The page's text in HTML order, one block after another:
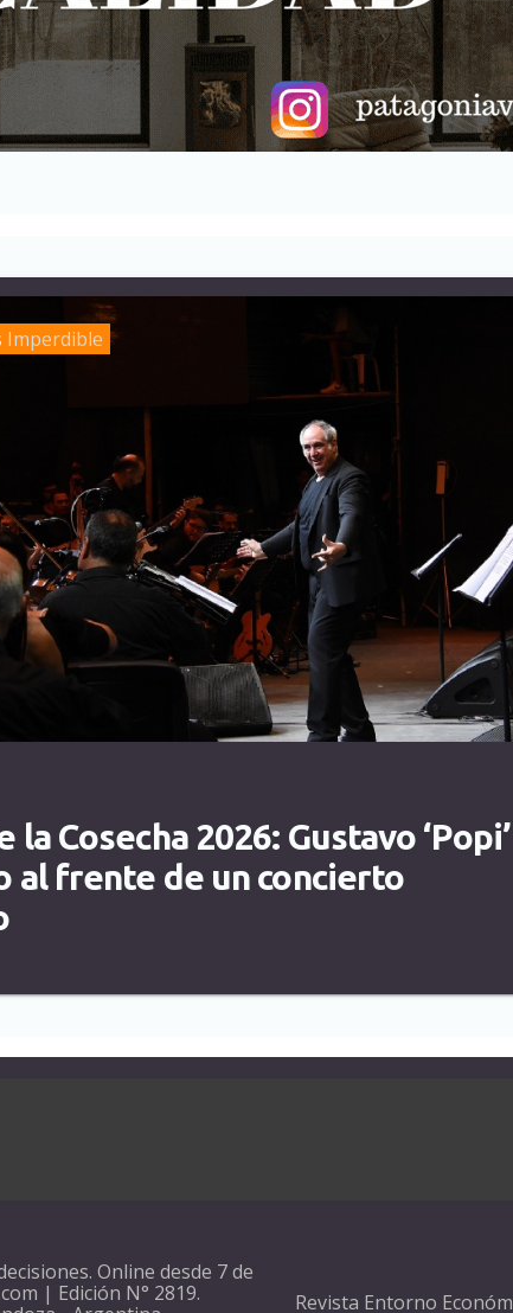
Imperdible
la Cosecha 2026: Gustavo ‘Popi’
al frente de un concierto
Online desde 7 de
| Edición N° 2819.
Revista Entorno